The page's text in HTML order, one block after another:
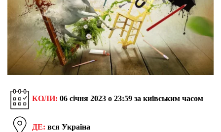
КОЛИ: 06 січня 2023 о 23:59 за київським часом
ДЕ: вся Україна